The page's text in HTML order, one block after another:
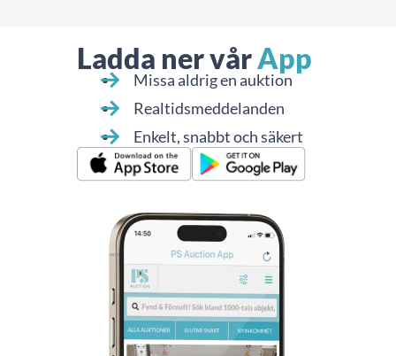
Ladda ner vårApp
Missa aldrig en auktion
Realtidsmeddelanden
Enkelt, snabbt och säkert